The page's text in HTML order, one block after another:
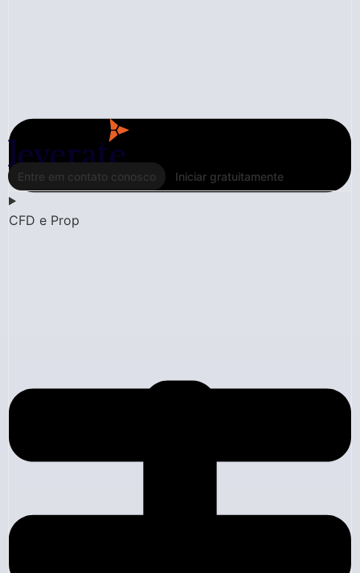
Entre em contato conosco Iniciar gratuitamente
CFD e Prop